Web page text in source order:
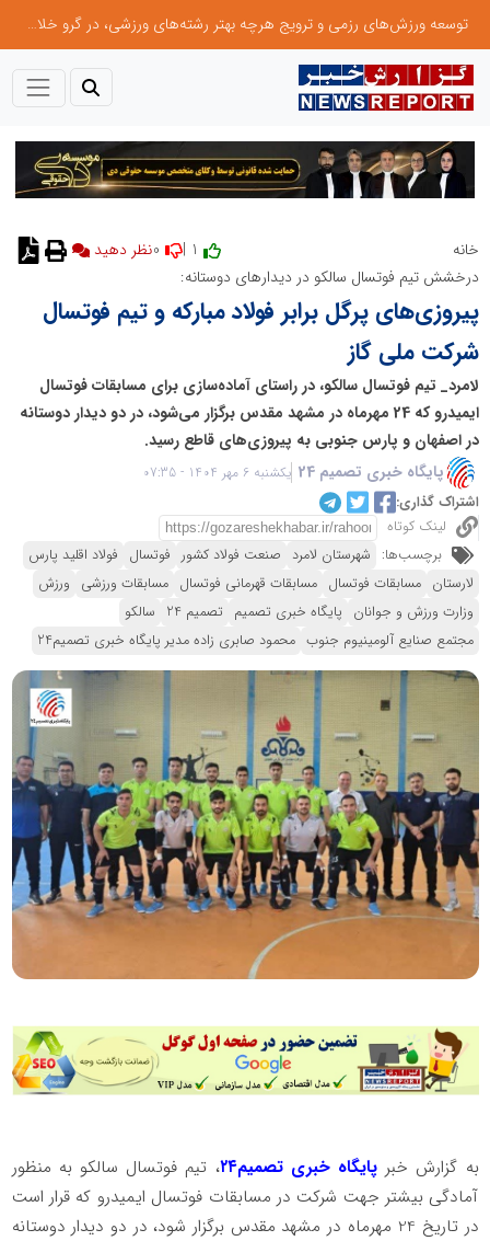
توسعه ورزش‌های رزمی و ترویج هرچه بهتر رشته‌های ورزشی، در گرو خلاقیت و نوآوری است
خانه
درخشش تیم فوتسال سالکو در دیدارهای دوستانه:
پیروزی‌های پرگل برابر فولاد مبارکه و تیم فوتسال
شرکت ملی گاز
لامرد_ تیم فوتسال سالکو، در راستای آماده‌سازی برای مسابقات فوتسال
ایمیدرو که 24 مهرماه در مشهد مقدس برگزار می‌شود، در دو دیدار دوستانه
در اصفهان و پارس جنوبی به پیروزی‌های قاطع رسید.
پایگاه خبری تصمیم 24
یکشنبه 6 مهر 1404 - 07:35
اشتراک گذاری:
لینک کوتاه
برچسب‌ها: شهرستان لامرد صنعت فولاد کشور فوتسال فولاد اقلید پارس
لارستان مسابقات فوتسال مسابقات قهرمانی فوتسال مسابقات ورزشی ورزش
وزارت ورزش و جوانان پایگاه خبری تصمیم تصمیم 24
سالکو
مجتمع صنایع آلومینیوم جنوب محمود صابری زاده مدیر پایگاه خبری تصمیم24
به گزارش خبر پایگاه خبری تصمیم۲۴
، تیم فوتسال سالکو به منظور
آمادگی بیشتر جهت شرکت در مسابقات فوتسال ایمیدرو که قرار است
در تاریخ 24 مهرماه در مشهد مقدس برگزار شود، در دو دیدار دوستانه